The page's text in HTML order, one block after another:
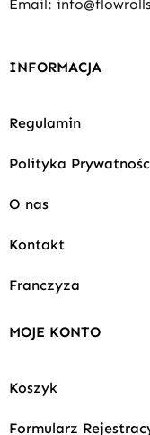
Email:
INFORMACJA
Regulamin
Polityka
O nas
Kontakt
Franczyza
MOJE KONTO
Koszyk
Formularz